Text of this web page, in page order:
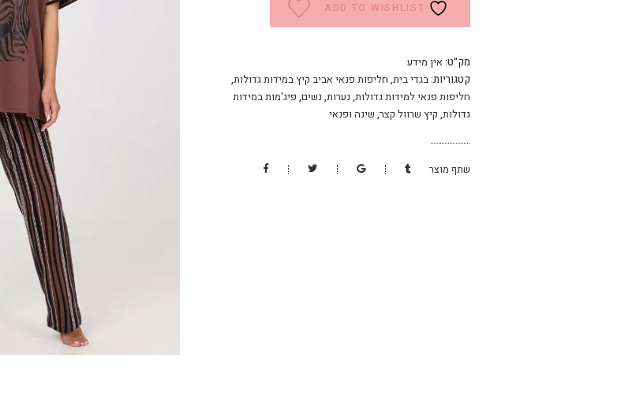
ADD TO WISHLIST
מק"ט: אין מידע
קטגוריות:בגדי בית, חליפות פנאי אביב קיץ במידות גדולות,
חליפות פנאי למידות גדולות, נערות, נשים, פיג'מות במידות
גדולות, קיץ שרוול קצר, שינה ופנאי
שתף מוצר